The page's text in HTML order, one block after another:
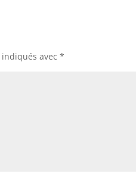
indiqués avec*